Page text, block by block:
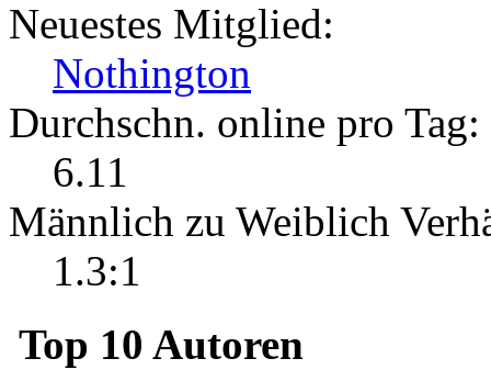
Neuestes Mitglied:
Nothington
Durchschn. online pro Tag:
6.11
Männlich zu Weiblich
1.3:1
Top 10 Autoren